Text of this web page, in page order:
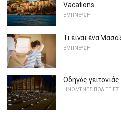
Vacations
ΕΜΠΝΕΥΣΗ
Τι είναι ένα
ΕΜΠΝΕΥΣΗ
Οδηγός
ΗΝΩΜΈΝΕΣ ΠΟΛΙΤΕΊΕΣ